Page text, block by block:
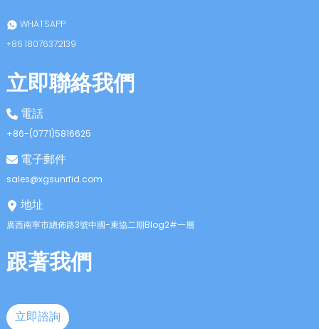
WHATSAPP
+86 18076372139
立即聯絡我們
電話
+86-(0771)5816625
電子郵件
sales@xgsunrfid.com
地址
廣西南寧市總佈路3號中國-東協二期Blog2#一層
跟著我們
立即諮詢